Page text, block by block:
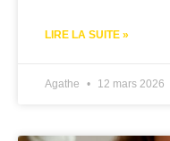
LIRE LA SUITE »
Agathe 12 mars 2026